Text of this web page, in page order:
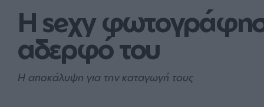
Η seχy
αδερφό του
Η αποκάλυψη για την καταγωγή τους